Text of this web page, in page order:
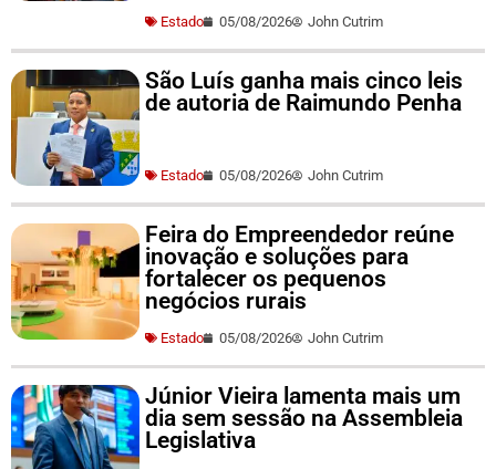
Estado 05/08/2026 John Cutrim
São Luís ganha mais cinco leis
de autoria de Raimundo Penha
Estado 05/08/2026 John Cutrim
Feira do Empreendedor reúne
inovação e soluções para
fortalecer os pequenos
negócios rurais
Estado 05/08/2026 John Cutrim
Júnior Vieira lamenta mais um
dia sem sessão na Assembleia
Legislativa